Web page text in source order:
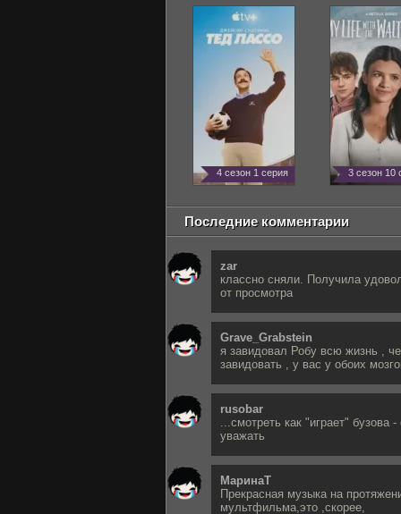
4 сезон 1 серия 3 сезон 10
Последние комментарии
zar
классно сняли. Получила
от просмотра
Grave_Grabstein
я завидовал Робу всю жизнь ,
завидовать , у вас у обоих
rusobar
...смотреть как "играет" бузова -
уважать
МаринаТ
Прекрасная музыка на
мультфильма,это ,скорее,